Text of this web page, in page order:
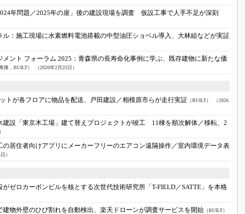
年問題／2025年の崖」後の建設現場を調査 仮設工事で人手不足が深刻
： 施工現場に水素燃料電池搭載の中型油圧ショベル導入、大林組などが実証
ント フォーラム 2025： 青森県の長寿命化事例に学ぶ、既存建物に新たな価
揮，BUILT） （2026年2月25日）
トが各フロアに物品を配送、戸田建設／相模原市らが走行実証 （BUILT） （2026
建設「東京木工場」建て替えプロジェクトが竣工 11棟を順次解体／移転、2
の居住者向けアプリにメーカーフリーのエアコン遠隔操作／室内環境データ表
）
がゼロカーボンビルを核とする次世代技術研究所「T-FIELD／SATTE」を本格
建物外壁のひび割れを自動検出、楽天ドローンが調査サービスを開始 （BUILT）